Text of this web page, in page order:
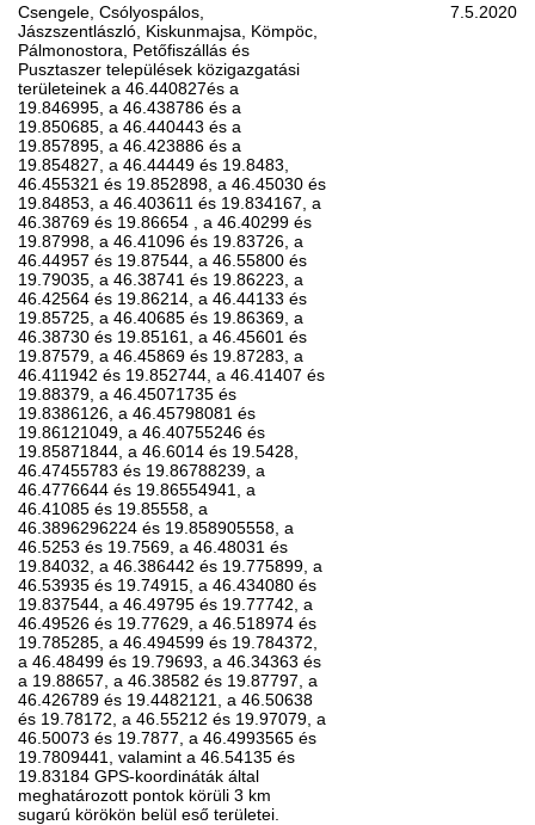
Csengele, Csólyospálos,
Jászszentlászló, Kiskunmajsa, Kömpöc,
Pálmonostora, Petőfiszállás és
Pusztaszer települések közigazgatási
területeinek a 46.440827és a
19.846995, a 46.438786 és a
19.850685, a 46.440443 és a
19.857895, a 46.423886 és a
19.854827, a 46.44449 és 19.8483,
46.455321 és 19.852898, a 46.45030 és
19.84853, a 46.403611 és 19.834167, a
46.38769 és 19.86654 , a 46.40299 és
19.87998, a 46.41096 és 19.83726, a
46.44957 és 19.87544, a 46.55800 és
19.79035, a 46.38741 és 19.86223, a
46.42564 és 19.86214, a 46.44133 és
19.85725, a 46.40685 és 19.86369, a
46.38730 és 19.85161, a 46.45601 és
19.87579, a 46.45869 és 19.87283, a
46.411942 és 19.852744, a 46.41407 és
19.88379, a 46.45071735 és
19.8386126, a 46.45798081 és
19.86121049, a 46.40755246 és
19.85871844, a 46.6014 és 19.5428,
46.47455783 és 19.86788239, a
46.4776644 és 19.86554941, a
46.41085 és 19.85558, a
46.3896296224 és 19.858905558, a
46.5253 és 19.7569, a 46.48031 és
19.84032, a 46.386442 és 19.775899, a
46.53935 és 19.74915, a 46.434080 és
19.837544, a 46.49795 és 19.77742, a
46.49526 és 19.77629, a 46.518974 és
19.785285, a 46.494599 és 19.784372,
a 46.48499 és 19.79693, a 46.34363 és
a 19.88657, a 46.38582 és 19.87797, a
46.426789 és 19.4482121, a 46.50638
és 19.78172, a 46.55212 és 19.97079, a
46.50073 és 19.7877, a 46.4993565 és
19.7809441, valamint a 46.54135 és
19.83184 GPS-koordináták által
meghatározott pontok körüli 3 km
sugarú körökön belül eső területei.
7.5.2020